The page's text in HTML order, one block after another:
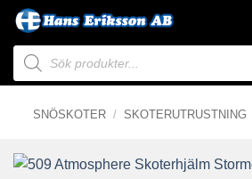
Skip
content
Produktsökning
SNÖSKOTER / SKOTERUTRUSTNING